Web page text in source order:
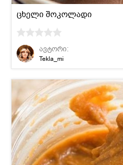
ცხელი შოკოლადი
ავტორი:
Tekla_mi